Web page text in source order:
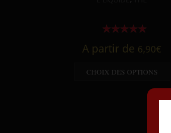
A partir de 6,90€
CHOIX DES OPTIONS